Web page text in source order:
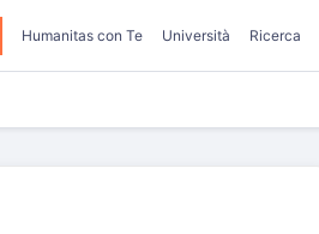
Humanitas con Te Università Ricerca